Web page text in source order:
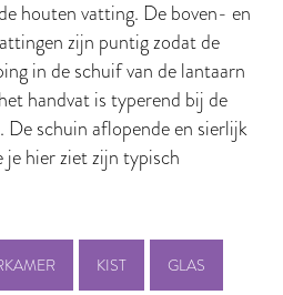
houten vatting. De boven- en
zijn puntig zodat de
in de schuif van de lantaarn
handvat is typerend bij de
schuin aflopende en sierlijk
hier ziet zijn typisch
KIST GLAS